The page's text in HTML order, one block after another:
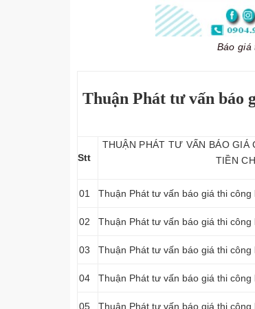
Báo giá
Thuận Phát tư vấn báo
Stt
THUẬN PHÁT TƯ VẤN BÁO GIÁ
TIỀN
01 Thuận Phát tư vấn báo giá thi
02 Thuận Phát tư vấn báo giá thi
03 Thuận Phát tư vấn báo giá thi
04 Thuận Phát tư vấn báo giá thi
05 Thuận Phát tư vấn báo giá thi